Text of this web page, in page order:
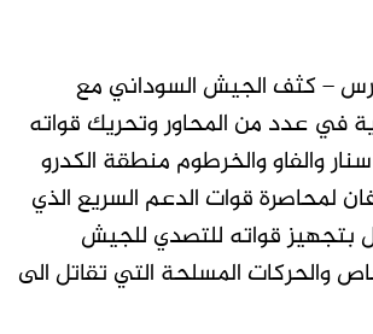
– كثف الجيش السوداني مع
في عدد من المحاور وتحريك قواته
والفاو والخرطوم منطقة الكدرو
لمحاصرة قوات الدعم السريع الذي
بتجهيز قواته للتصدي للجيش
والحركات المسلحة التي تقاتل الى